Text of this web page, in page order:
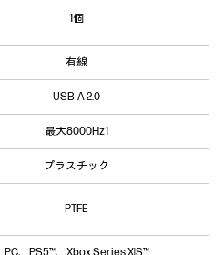
1個
有線
USB-A 2.0
最大8000Hz1
プラスチック
PTFE